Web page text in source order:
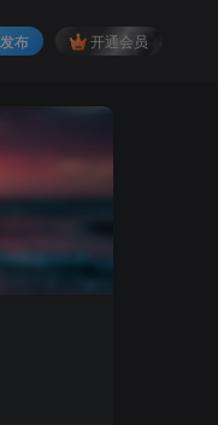
发布 开通会员